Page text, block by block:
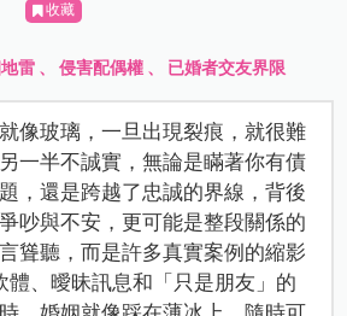
收藏
雷 、侵害配偶權 、 已婚者交友界限
像玻璃，一旦出現裂痕，就很難
一半不誠實，無論是瞞著你有債
，還是跨越了忠誠的界線，背後
吵與不安，更可能是整段關係的
聳聽，而是許多真實案例的縮影
、曖昧訊息和「只是朋友」的